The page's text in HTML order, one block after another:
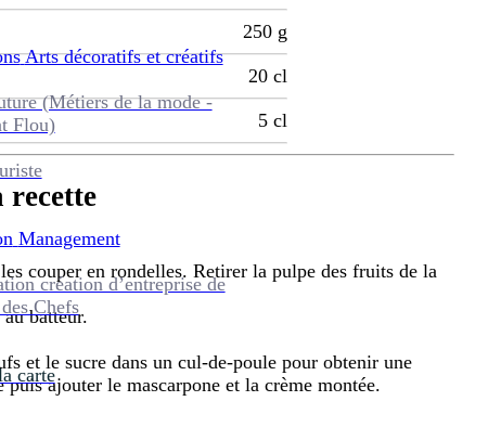
Arts décoratifs et créatifs
(Métiers de la mode -
Flou)
Management
création d’entreprise de
Chefs
carte
250 g
20 cl
5 cl
recette
couper en rondelles. Retirer la pulpe des fruits de la
batteur.
et le sucre dans un cul-de-poule pour obtenir une
puis ajouter le mascarpone et la crème montée.